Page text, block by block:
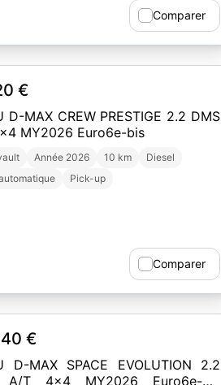
Comparer
€
D-MAX CREW PRESTIGE 2.2 DMS
MY2026 Euro6e-bis
Année 2026 10 km
Diesel
Pick-up
Comparer
€
D-MAX SPACE EVOLUTION 2.2
A/T 4x4 MY2026 Euro6e-bis